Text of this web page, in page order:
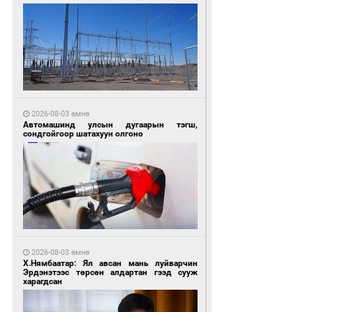
23 цагийн өмнө өмнө
Ирландын алдарт Boyzone хамтлагийн
1 өдрийн өмнө өмнө
2026-08-03 өмнө
Автомашинд улсын дугаарын тэгш,
сондгойгоор шатахуун олгоно
2026-08-03 өмнө
Х.Нямбаатар: Ял авсан мань луйварчин
Эрдэнэтээс төрсөн алдартан гээд сууж
харагдсан